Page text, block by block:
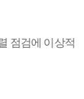
점검에 이상적